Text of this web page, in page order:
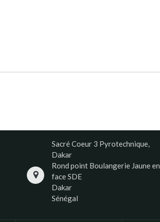
Sacré Coeur 3 Pyrotechnique,
Dakar
Rond point Boulangerie Jaune en
face SDE
Dakar
Sénégal